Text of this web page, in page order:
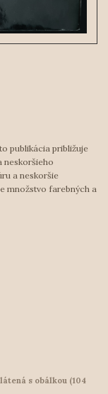
publikácia približuje
neskoršieho
a neskoršie
množstvo farebných a
s obálkou (104